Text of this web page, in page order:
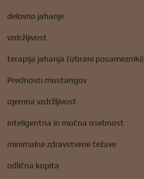
delovno jahanje
vzdržljivost
terapija jahanja (izbrani posamezniki)
Prednosti mustangov
izjemna vzdržljivost
inteligentna in močna osebnost
minimalne zdravstvene težave
odlična kopita